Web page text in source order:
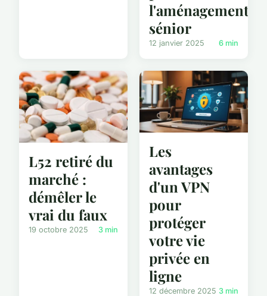
l'aménagement
sénior
12 janvier 2025 6 min
L52 retiré du
marché :
démêler le
vrai du faux
19 octobre 2025 3 min
Les
avantages
d'un VPN
pour
protéger
votre vie
privée en
ligne
12 décembre 2025 3 min